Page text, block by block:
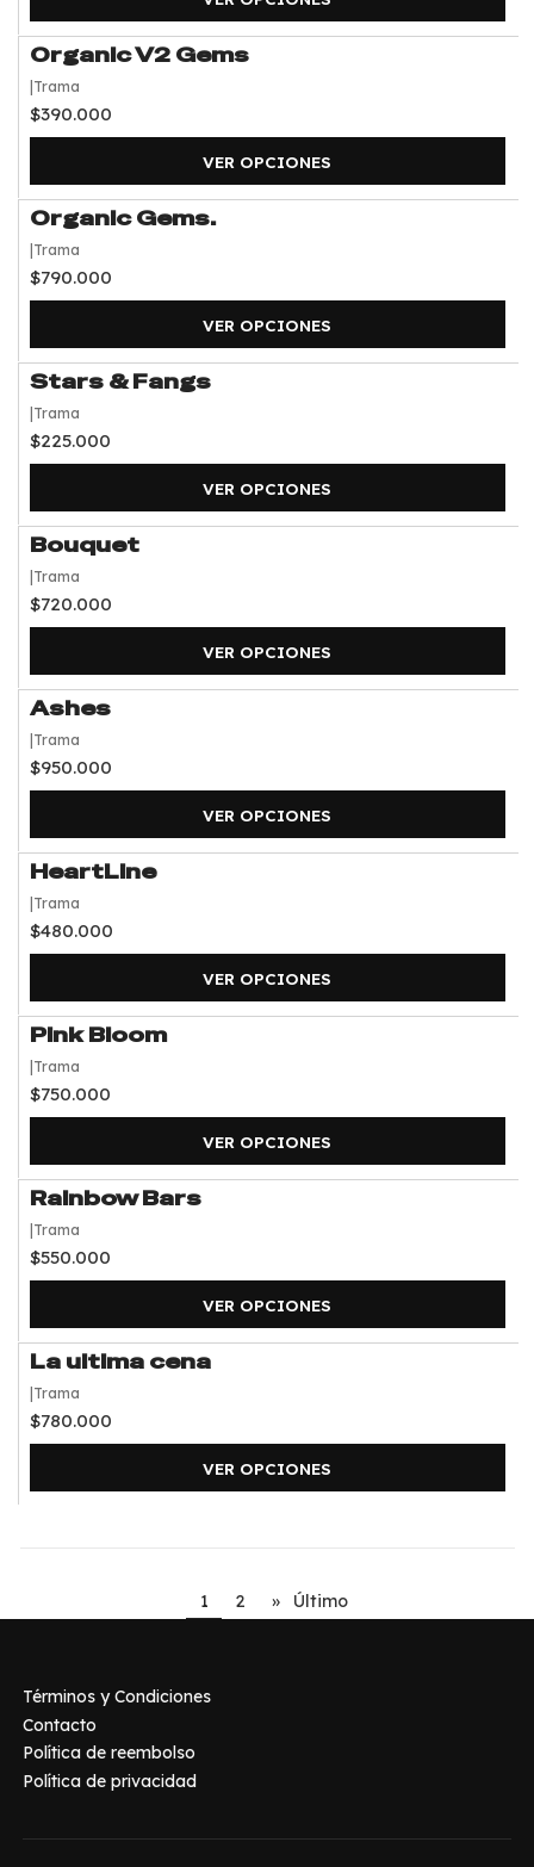
Organic V2 Gems
Trama
$390.000
VER OPCIONES
Organic Gems.
Trama
$790.000
VER OPCIONES
Stars & Fangs
Trama
$225.000
VER OPCIONES
Bouquet
Trama
$720.000
VER OPCIONES
Ashes
Trama
$950.000
VER OPCIONES
HeartLine
Trama
$480.000
VER OPCIONES
Pink Bloom
Trama
$750.000
VER OPCIONES
Rainbow Bars
Trama
$550.000
VER OPCIONES
La ultima cena
Trama
$780.000
VER OPCIONES
1 2 » Último
Términos y Condiciones
Contacto
Política de reembolso
Política de privacidad